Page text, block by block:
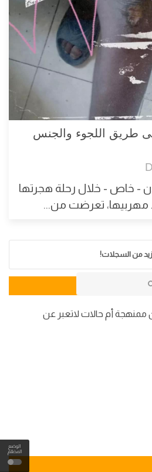
الوضع
المظلم
طريق اللجوء والجنس
- خاص - خلال رحلة هجرتها
مهربيها، تعرضت من...
من السجلات!
أم حالات لاتعبر عن